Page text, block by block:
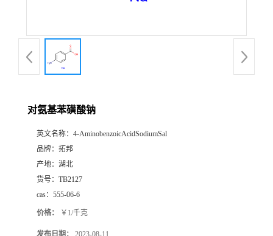
对氨基苯磺酸钠
英文名称： 4-AminobenzoicAcidSodiumSal
品牌： 拓邦
产地： 湖北
货号： TB2127
cas： 555-06-6
价格： ￥1/千克
发布日期： 2023-08-11